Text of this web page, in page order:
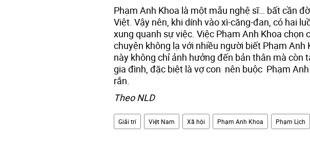
Phạm Anh Khoa là một mẫu nghệ sĩ… bất cần
Việt. Vậy nên, khi dính vào xì-căng-đan, có hai
xung quanh sự việc. Việc Phạm Anh Khoa chọn
chuyện không lạ với nhiều người biết Phạm Anh
này không chỉ ảnh hưởng đến bản thân mà còn
gia đình, đặc biệt là vợ con nên buộc Phạm
rắn.
Theo NLD
Giải trí Việt Nam Xã hội Phạm Anh Khoa Phạm Lịch